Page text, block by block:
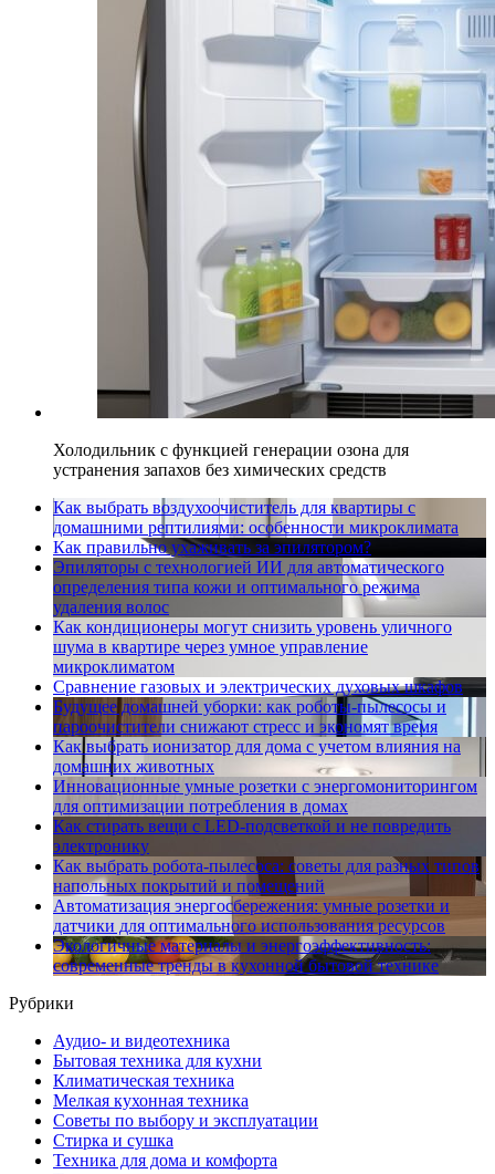
Холодильник с функцией генерации озона для
устранения запахов без химических средств
Как выбрать воздухоочиститель для квартиры с
домашними рептилиями: особенности микроклимата
Как правильно ухаживать за эпилятором?
Эпиляторы с технологией ИИ для автоматического
определения типа кожи и оптимального режима
удаления волос
Как кондиционеры могут снизить уровень уличного
шума в квартире через умное управление
микроклиматом
Сравнение газовых и электрических духовых шкафов
Будущее домашней уборки: как роботы-пылесосы и
пароочистители снижают стресс и экономят время
Как выбрать ионизатор для дома с учетом влияния на
домашних животных
Инновационные умные розетки с энергомониторингом
для оптимизации потребления в домах
Как стирать вещи с LED-подсветкой и не повредить
электронику
Как выбрать робота-пылесоса: советы для разных типов
напольных покрытий и помещений
Автоматизация энергосбережения: умные розетки и
датчики для оптимального использования ресурсов
Экологичные материалы и энергоэффективность:
современные тренды в кухонной бытовой технике
Рубрики
Аудио- и видеотехника
Бытовая техника для кухни
Климатическая техника
Мелкая кухонная техника
Советы по выбору и эксплуатации
Стирка и сушка
Техника для дома и комфорта